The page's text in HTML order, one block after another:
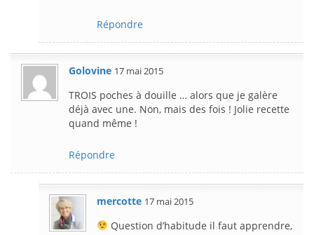
Répondre
Golovine 17 mai 2015
TROIS poches à douille … alors que je galère
déjà avec une. Non, mais des fois ! Jolie recette
quand même !
Répondre
mercotte 17 mai 2015
Question d’habitude il faut apprendre,